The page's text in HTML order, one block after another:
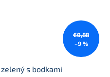
€0,88
–9 %
s bodkami